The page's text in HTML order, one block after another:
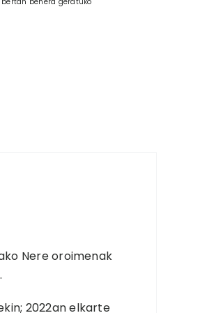
Nere oroimenak
2022an elkarte